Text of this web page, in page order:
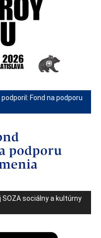
Fond na podporu
sociálny a kultúrny